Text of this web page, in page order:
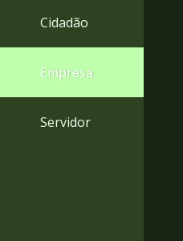
Cidadão
Empresa
Servidor